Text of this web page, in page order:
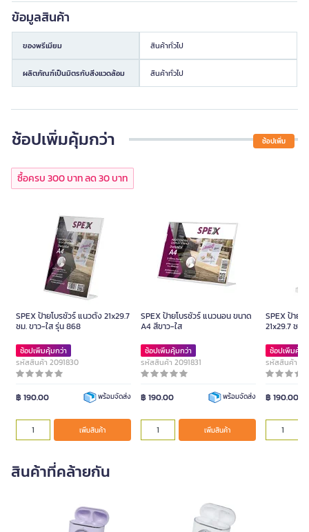
ข้อมูลสินค้า
ของพรีเมียม สินค้าทั่วไป
ผลิตภัณฑ์เป็นมิตรกับสิ่งแวดล้อม สินค้าทั่วไป
ช้อปเพิ่มคุ้มกว่า ช้อปเพิ่ม
ซื้อครบ 300 บาท ลด 30 บาท
SPEX ป้ายโบรชัวร์ แนวตั้ง 21x29.7
ซม. ขาว-ใส รุ่น 868
ช้อปเพิ่มคุ้มกว่า
รหัสสินค้า 2091830
฿ 190.00 พร้อมจัดส่ง
เพิ่มสินค้า
SPEX ป้ายโบรชัวร์ แนวนอน ขนาด
A4 สีขาว-ใส
ช้อปเพิ่มคุ้มกว่า
รหัสสินค้า 2091831
฿ 190.00 พร้อมจัดส่ง
เพิ่มสินค้า
SPEX ป้าย
21x29.7 ซม.
ช้อปเพิ่มคุ้ม
รหัสสินค้า
฿ 190.00
สินค้าที่คล้ายกัน